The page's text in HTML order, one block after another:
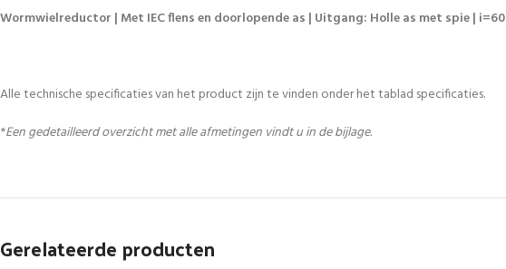
Wormwielreductor | Met IEC flens en doorlopende as | Uitgang: Holle as met spie | i=60
Alle technische specificaties van het product zijn te vinden onder het tablad specificaties.
*Een gedetailleerd overzicht met alle afmetingen vindt u in de bijlage.
Gerelateerde producten